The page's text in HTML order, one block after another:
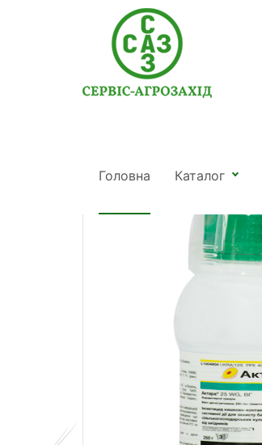
Головна Каталог